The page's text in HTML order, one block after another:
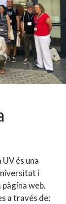
és una
i
web.
a través de: